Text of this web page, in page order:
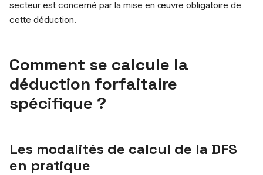
secteur est concerné par la mise en œuvre obligatoire de
cette déduction.
Comment se calcule la
déduction forfaitaire
spécifique ?
Les modalités de calcul de la DFS
en pratique